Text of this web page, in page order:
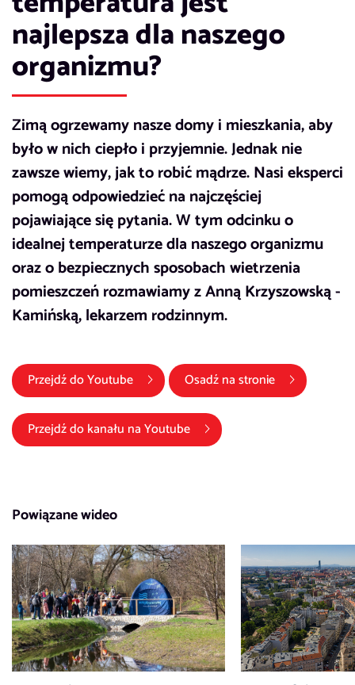
najlepsza dla naszego
organizmu?
Zimą ogrzewamy nasze domy i mieszkania, aby
było w nich ciepło i przyjemnie. Jednak nie
zawsze wiemy, jak to robić mądrze. Nasi eksperci
pomogą odpowiedzieć na najczęściej
pojawiające się pytania. W tym odcinku o
idealnej temperaturze dla naszego organizmu
oraz o bezpiecznych sposobach wietrzenia
pomieszczeń rozmawiamy z Anną Krzyszowską -
Kamińską, lekarzem rodzinnym.
Przejdź doYoutube(link otwiera się w nowym oknie)
Osadź na stronie
Przejdź do kanału naYoutube(link otwiera się w nowym
Powiązane wideo